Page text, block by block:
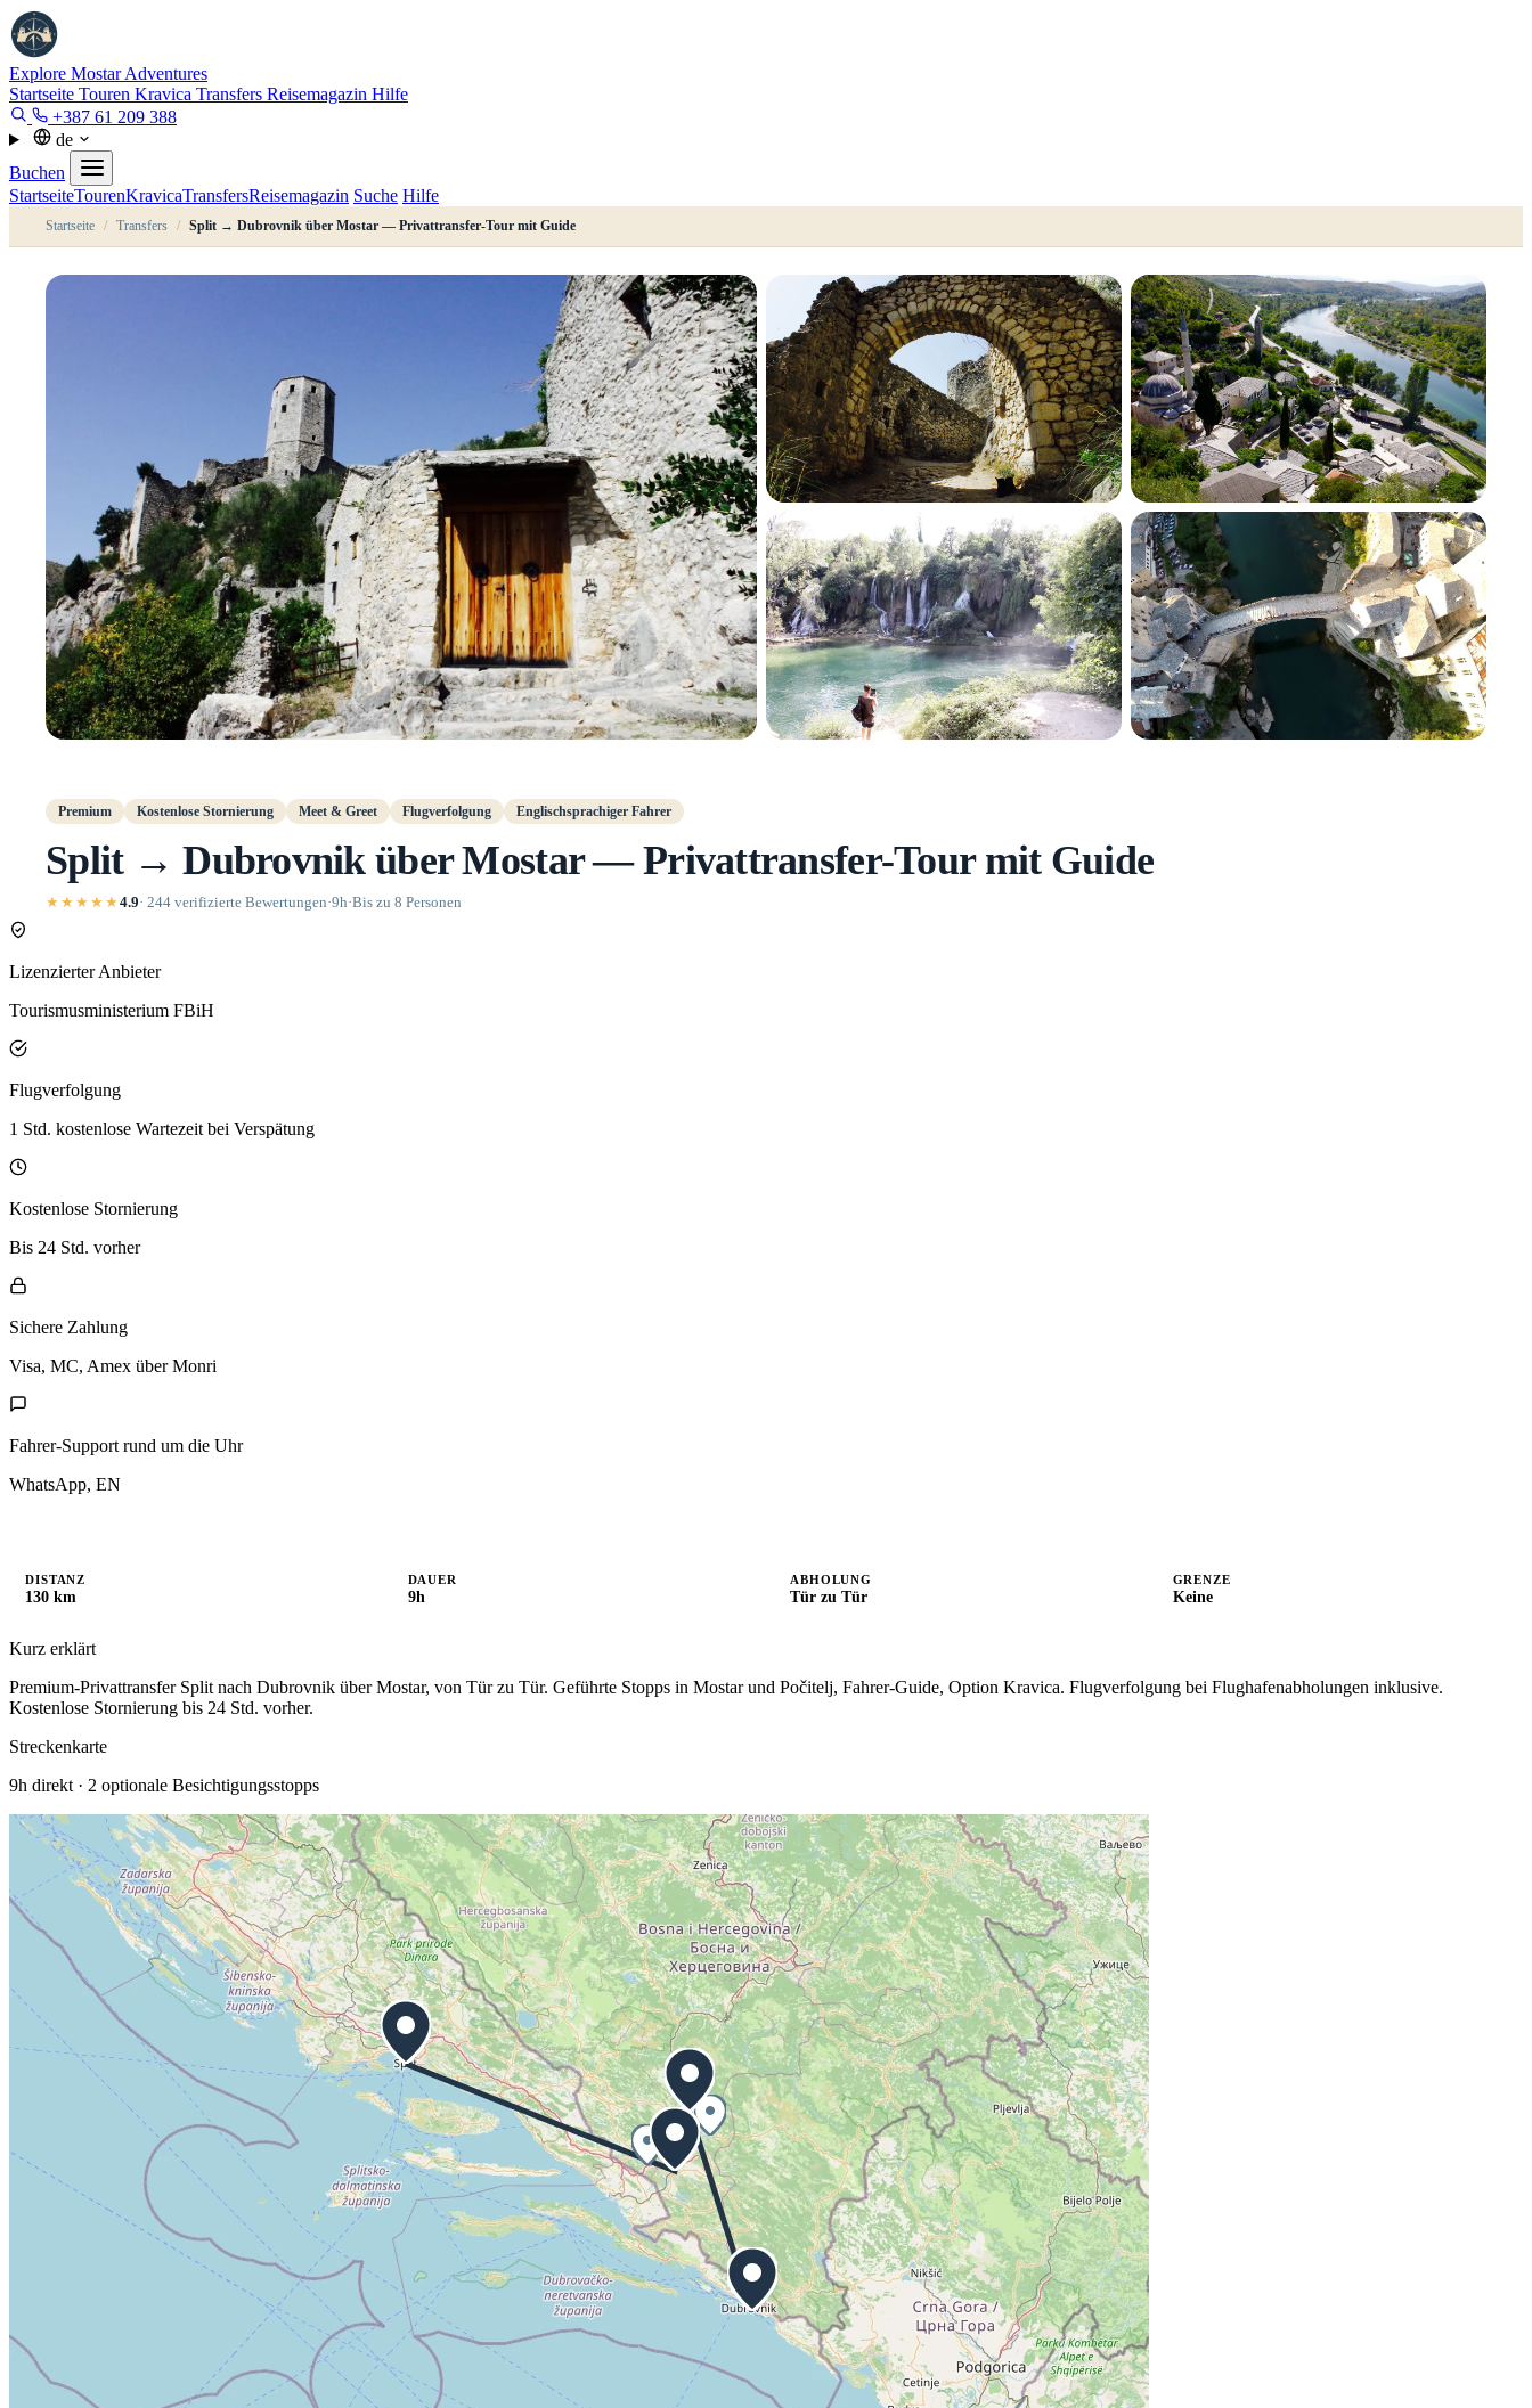
Explore MostarAdventures
Startseite Touren Kravica Transfers Reisemagazin Hilfe
+387 61 209 388
de
Buchen
StartseiteTourenKravicaTransfersReisemagazin Suche Hilfe
Startseite / Transfers / Split → Dubrovnik über Mostar — Privattransfer-Tour mit Guide
Premium Kostenlose Stornierung Meet & Greet Flugverfolgung Englischsprachiger Fahrer
Split → Dubrovnik über Mostar — Privattransfer-Tour mit Guide
★★★★★4.9· 244 verifizierte Bewertungen·9h·Bis zu 8 Personen
Lizenzierter Anbieter
Tourismusministerium FBiH
Flugverfolgung
1 Std. kostenlose Wartezeit bei Verspätung
Kostenlose Stornierung
Bis 24 Std. vorher
Sichere Zahlung
Visa, MC, Amex über Monri
Fahrer-Support rund um die Uhr
WhatsApp, EN
DISTANZ
130 km
DAUER
9h
ABHOLUNG
Tür zu Tür
GRENZE
Keine
Kurz erklärt
Premium-Privattransfer Split nach Dubrovnik über Mostar, von Tür zu Tür. Geführte Stopps in Mostar und Počitelj, Fahrer-Guide, Option Kravica. Flugverfolgung bei Flughafenabholungen inklusive.
Kostenlose Stornierung bis 24 Std. vorher.
Streckenkarte
9h direkt · 2 optionale Besichtigungsstopps